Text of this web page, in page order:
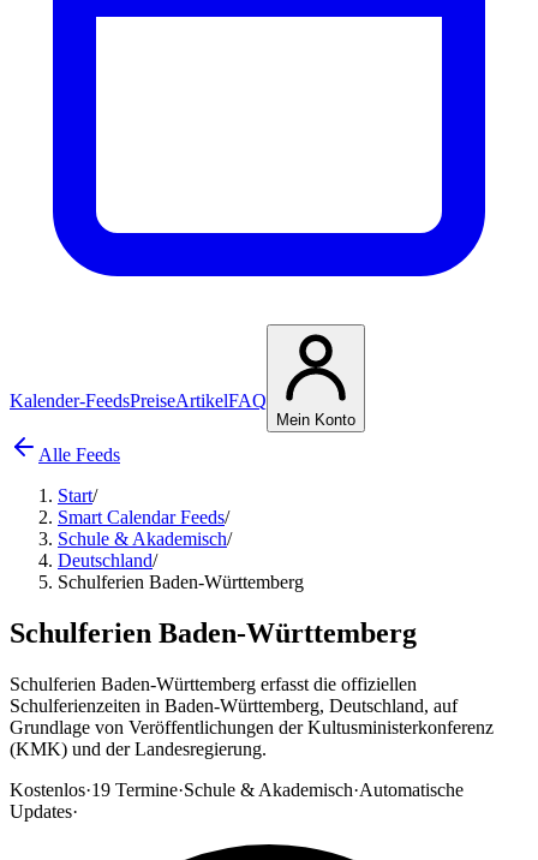
Kalender-FeedsPreiseArtikelFAQ
Mein Konto
Alle Feeds
Start/
Smart Calendar Feeds/
Schule & Akademisch/
Deutschland/
Schulferien Baden-Württemberg
Schulferien Baden-Württemberg
Schulferien Baden-Württemberg erfasst die offiziellen
Schulferienzeiten in Baden-Württemberg, Deutschland, auf
Grundlage von Veröffentlichungen der Kultusministerkonferenz
(KMK) und der Landesregierung.
Kostenlos·19 Termine·Schule & Akademisch·Automatische
Updates·